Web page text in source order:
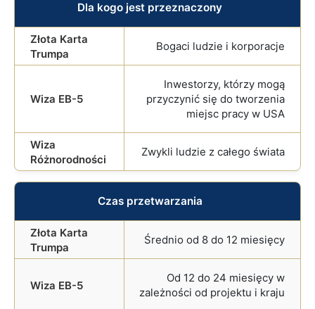
Dla kogo jest przeznaczony
Bogaci ludzie i korporacje
Inwestorzy, którzy mogą
przyczynić się do tworzenia
miejsc pracy w USA
Zwykli ludzie z całego świata
Czas przetwarzania
Średnio od 8 do 12 miesięcy
Od 12 do 24 miesięcy w
zależności od projektu i kraju